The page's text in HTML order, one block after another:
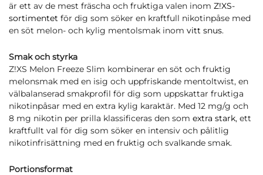
är ett av de mest fräscha och fruktiga valen inom Z!XS-
sortimentet för dig som söker en kraftfull nikotinpåse med
en söt melon- och kylig mentolsmak inom vitt snus.
Smak och styrka
Z!XS Melon Freeze Slim kombinerar en söt och fruktig
melonsmak med en isig och uppfriskande mentoltwist, en
välbalanserad smakprofil för dig som uppskattar fruktiga
nikotinpåsar med en extra kylig karaktär. Med 12 mg/g och
8 mg nikotin per prilla klassificeras den som extra stark, ett
kraftfullt val för dig som söker en intensiv och pålitlig
nikotinfrisättning med en fruktig och svalkande smak.
Portionsformat